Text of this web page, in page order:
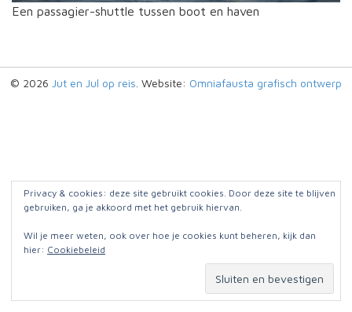
Een passagier-shuttle tussen boot en haven
© 2026 Jut en Jul op reis . Website: Omniafausta grafisch ontwerp
Privacy & cookies: deze site gebruikt cookies. Door deze site te blijven
gebruiken, ga je akkoord met het gebruik hiervan.
Wil je meer weten, ook over hoe je cookies kunt beheren, kijk dan
hier: Cookiebeleid